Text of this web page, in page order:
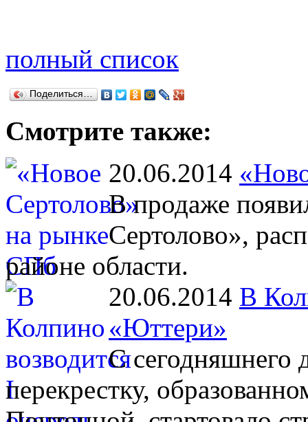
полный список
Поделиться…
Смотрите также:
20.06.2014
В продаже
Сертолово»,
районе области.
20.06.2014 В
«Юттери»
С сегодняшнего
перекрестку,